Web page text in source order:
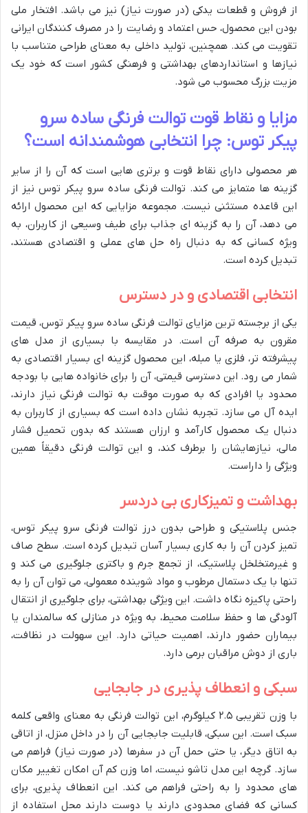
از فروش و قطعات یدکی (در صورت نیاز) نیز می باشد. افتخار ملی
بودن این محصول، حس اعتماد و رضایت را در مصرف کنندگان ایرانی
تقویت می کند. همچنین، تولید داخلی به معنای طراحی متناسب با
نیازها و استانداردهای بهداشتی و فرهنگی کشور است که خود یک
مزیت بزرگ محسوب می شود.
مزایا و نقاط قوت توالت فرنگی ساده سرو
پیکر توس: چرا انتخابی هوشمندانه است؟
هر محصولی دارای نقاط قوت و برتری هایی است که آن را از سایر
گزینه ها متمایز می کند. توالت فرنگی ساده سرو پیکر توس نیز از
این قاعده مستثنی نیست. مجموعه مزایایی که این محصول ارائه
می دهد، آن را به گزینه ای جذاب برای طیف وسیعی از کاربران، به
ویژه کسانی که به دنبال راه حل های عملی و اقتصادی هستند،
تبدیل کرده است.
انتخابی اقتصادی و در دسترس
یکی از برجسته ترین مزایای توالت فرنگی ساده سرو پیکر توس، قیمت
مقرون به صرفه آن است. در مقایسه با بسیاری از مدل های
پیشرفته تر، فلزی یا مبله، این محصول گزینه ای بسیار اقتصادی به
شمار می رود. این دسترسی قیمتی، آن را برای خانواده هایی با بودجه
محدود یا افرادی که به صورت موقت به توالت فرنگی نیاز دارند،
ایده آل می سازد. تجربه نشان داده است که بسیاری از کاربران به
دنبال یک محصول کارآمد و ارزان هستند که بدون تحمیل فشار
مالی، نیازهایشان را برطرف کند، و این توالت فرنگی دقیقاً همین
ویژگی را داراست.
بهداشت و تمیزکاری بی دردسر
جنس پلاستیکی و طراحی بدون درز توالت فرنگی سرو پیکر توس،
تمیز کردن آن را به کاری بسیار آسان تبدیل کرده است. سطح صاف
و غیرمتخلخل پلاستیک، از تجمع جرم و باکتری جلوگیری می کند و
تنها با یک دستمال مرطوب و مواد شوینده معمولی، می توان آن را به
راحتی پاکیزه نگاه داشت. این ویژگی بهداشتی، برای جلوگیری از انتقال
آلودگی ها و حفظ سلامت محیط، به ویژه در منازلی که سالمندان یا
بیماران حضور دارند، اهمیت حیاتی دارد. این سهولت در نظافت،
باری از دوش مراقبان برمی دارد.
سبکی و انعطاف پذیری در جابجایی
با وزن تقریبی ۲.۵ کیلوگرم، این توالت فرنگی به معنای واقعی کلمه
سبک است. این سبکی، قابلیت جابجایی آن را در داخل منزل، از اتاقی
به اتاق دیگر، یا حتی حمل آن در سفرها (در صورت نیاز) فراهم می
سازد. گرچه این مدل تاشو نیست، اما وزن کم آن امکان تغییر مکان
های محدود را به راحتی فراهم می کند. این انعطاف پذیری، برای
کسانی که فضای محدودی دارند یا دوست دارند محل استفاده از